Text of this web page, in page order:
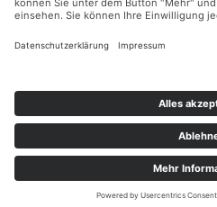
Newsletter
Facebook
Alle Preise inkl. gesetzl.
Nachnahmegebühren, wenn